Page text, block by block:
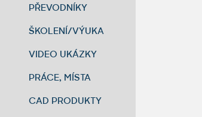
PŘEVODNÍKY
ŠKOLENÍ/VÝUKA
VIDEO UKÁZKY
PRÁCE, MÍSTA
CAD PRODUKTY